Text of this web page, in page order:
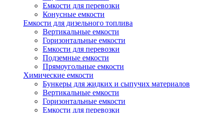
Емкости для перевозки
Конусные емкости
Емкости для дизельного топлива
Вертикальные емкости
Горизонтальные емкости
Емкости для перевозки
Подземные емкости
Прямоугольные емкости
Химические емкости
Бункеры для жидких и сыпучих материалов
Вертикальные емкости
Горизонтальные емкости
Емкости для перевозки